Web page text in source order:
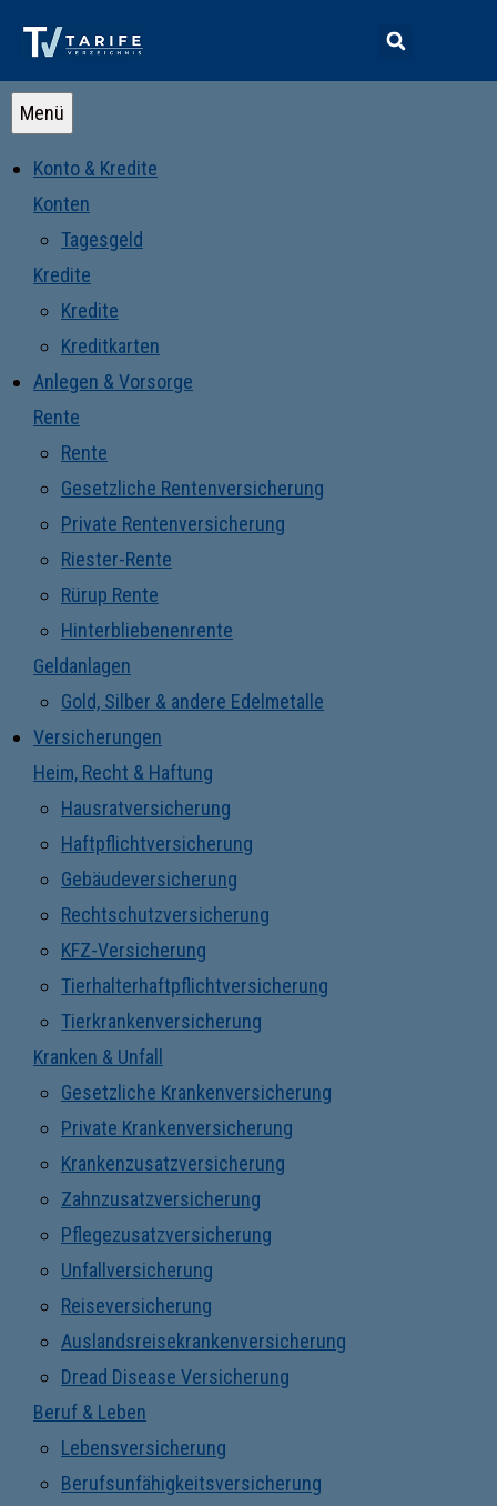
Menü
Konto & Kredite
Konten
Tagesgeld
Kredite
Kredite
Kreditkarten
Anlegen & Vorsorge
Rente
Rente
Gesetzliche Rentenversicherung
Private Rentenversicherung
Riester-Rente
Rürup Rente
Hinterbliebenenrente
Geldanlagen
Gold, Silber & andere Edelmetalle
Versicherungen
Heim, Recht & Haftung
Hausratversicherung
Haftpflichtversicherung
Gebäudeversicherung
Rechtschutzversicherung
KFZ-Versicherung
Tierhalterhaftpflichtversicherung
Tierkrankenversicherung
Kranken & Unfall
Gesetzliche Krankenversicherung
Private Krankenversicherung
Krankenzusatzversicherung
Zahnzusatzversicherung
Pflegezusatzversicherung
Unfallversicherung
Reiseversicherung
Auslandsreisekrankenversicherung
Dread Disease Versicherung
Beruf & Leben
Lebensversicherung
Berufsunfähigkeitsversicherung